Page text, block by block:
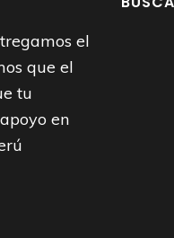
el
que el
tu
en